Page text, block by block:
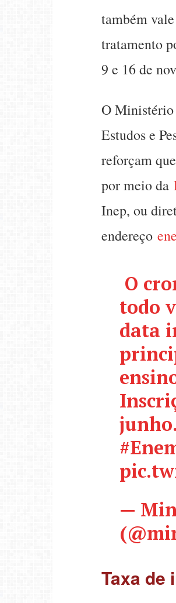
também
tratamento
9 e 16 de
O Ministério
Estudos e
reforçam
por meio da
Inep, ou
endereço
O
todo
data
junho.
—
Taxa de